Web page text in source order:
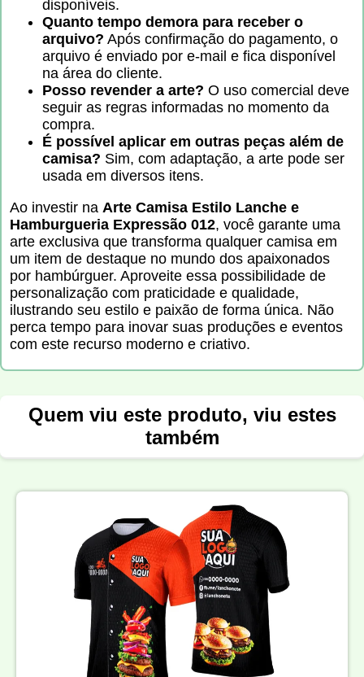
disponíveis.
Quanto tempo demora para receber o
arquivo? Após confirmação do pagamento, o
arquivo é enviado por e-mail e fica disponível
na área do cliente.
Posso revender a arte? O uso comercial deve
seguir as regras informadas no momento da
compra.
É possível aplicar em outras peças além de
camisa? Sim, com adaptação, a arte pode ser
usada em diversos itens.
Ao investir na Arte Camisa Estilo Lanche e
Hamburgueria Expressão 012, você garante uma
arte exclusiva que transforma qualquer camisa em
um item de destaque no mundo dos apaixonados
por hambúrguer. Aproveite essa possibilidade de
personalização com praticidade e qualidade,
ilustrando seu estilo e paixão de forma única. Não
perca tempo para inovar suas produções e eventos
com este recurso moderno e criativo.
Quem viu este produto, viu estes
também